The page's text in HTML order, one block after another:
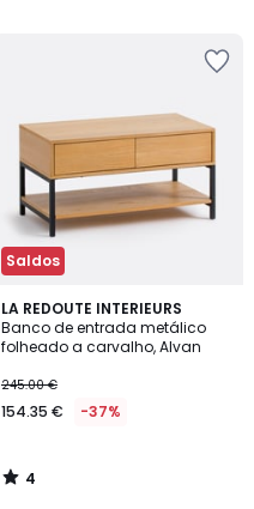
Saldos
LA REDOUTE INTERIEURS
Banco de entrada metálico
folheado a carvalho, Alvan
245.00 €
154.35 € -37%
4
/
5
4
/